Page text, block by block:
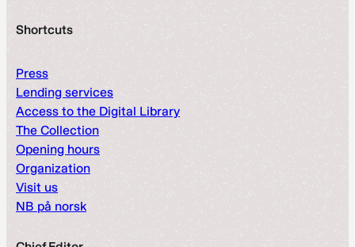
Shortcuts
Press
Lending services
Access to the Digital Library
The Collection
Opening hours
Organization
Visit us
NB på norsk